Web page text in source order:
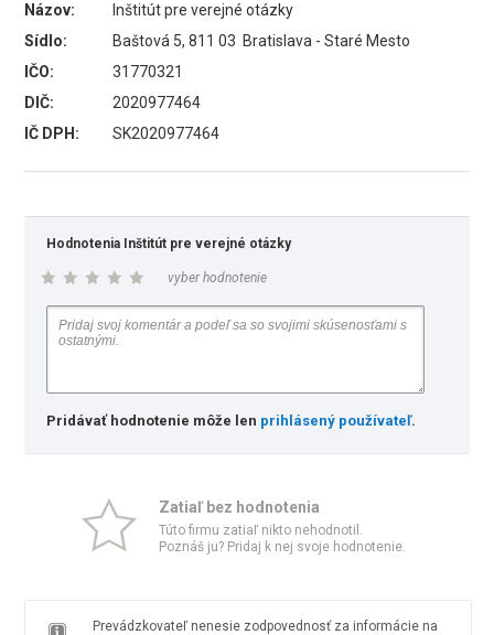
Názov:
Inštitút pre verejné otázky
Sídlo:
Baštová 5, 811 03 Bratislava - Staré Mesto
IČO:
31770321
DIČ:
2020977464
IČ DPH:
SK2020977464
Hodnotenia Inštitút pre verejné otázky
vyber hodnotenie
Pridávať hodnotenie môže len prihlásený používateľ.
Zatiaľ bez hodnotenia
Túto firmu zatiaľ nikto nehodnotil.
Poznáš ju? Pridaj k nej svoje hodnotenie.
Prevádzkovateľ nenesie zodpovednosť za informácie na